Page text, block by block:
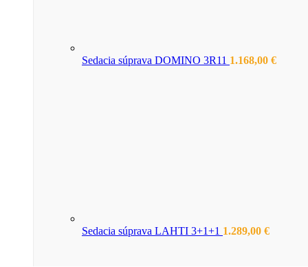
Sedacia súprava DOMINO 3R11 1.168,00 €
Sedacia súprava LAHTI 3+1+1 1.289,00 €